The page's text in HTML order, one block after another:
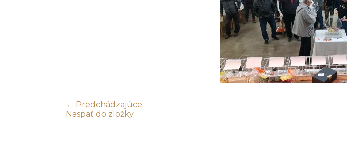
← Predchádzajúce
Naspäť do zložky